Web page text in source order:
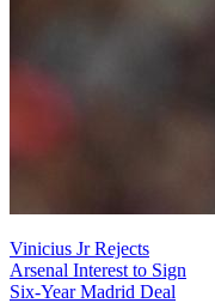
Vinicius Jr Rejects
Arsenal Interest to Sign
Six-Year Madrid Deal